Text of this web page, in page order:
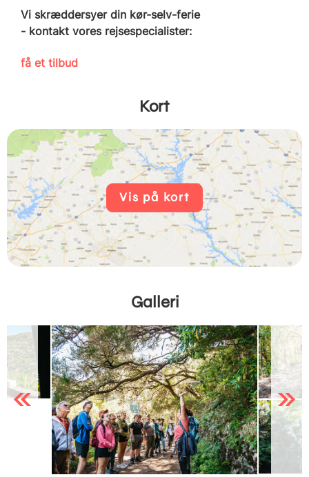
Vi skræddersyer din kør-selv-ferie
- kontakt vores rejsespecialister:
få et tilbud
Kort
Vis på kort
Galleri
Previous Next